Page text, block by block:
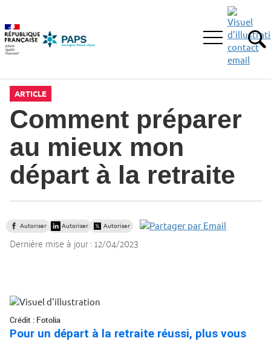
la
recherche
menu
principal,
contenu
Ouvrir
ARTICLE
Comment préparer
au mieux mon
départ à la retraite
Autoriser Autoriser Autoriser
Dernière mise à jour :12/04/2023
Crédit : Fotolia
Pour un départ à la retraite réussi, plus vous